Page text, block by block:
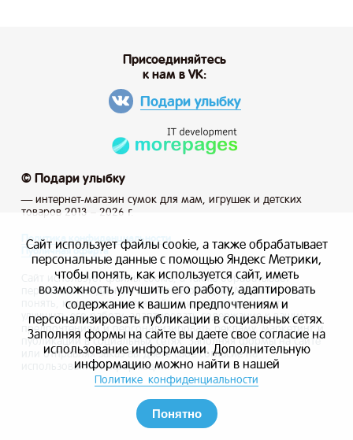
© Подари улыбку
— интернет-магазин сумок для мам, игрушек и детских
товаров 2013 – 2026 г.
Присоединяйтесь
к нам в VK:
Подари улыбку
Политика конфиденциальности
Публичная оферта
Сайт использует файлы cookie, а также обрабатывает
персональные данные с помощью Яндекс Метрики, чтобы
понять, как используется сайт, и иметь возможность
улучшить его работу, адаптировать содержание к вашим
предпочтениям и персонализировать рекламу, маркетинг и
публикации в социальных сетях. Заполняя формы на сайте
или отправляя заказ вы даете свое согласие на
использование информации.
Сайт использует файлы cookie, а также обрабатывает
персональные данные с помощью Яндекс Метрики,
чтобы понять, как используется сайт, иметь
возможность улучшить его работу, адаптировать
содержание к вашим предпочтениям и
персонализировать публикации в социальных сетях.
Заполняя формы на сайте вы даете свое согласие на
использование информации. Дополнительную
информацию можно найти в нашей
Политике конфиденциальности
Понятно